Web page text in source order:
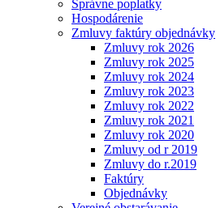
Správne poplatky
Hospodárenie
Zmluvy faktúry objednávky
Zmluvy rok 2026
Zmluvy rok 2025
Zmluvy rok 2024
Zmluvy rok 2023
Zmluvy rok 2022
Zmluvy rok 2021
Zmluvy rok 2020
Zmluvy od r 2019
Zmluvy do r.2019
Faktúry
Objednávky